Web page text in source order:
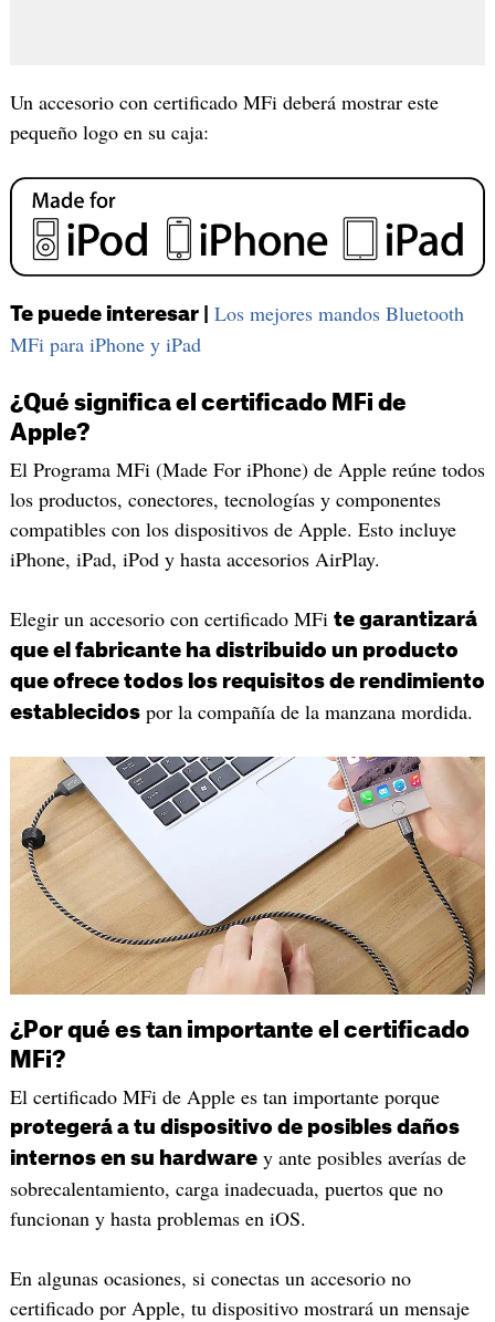
Un accesorio con certificado MFi deberá mostrar este
pequeño logo en su caja:
Te puede interesar |
Los mejores mandos Bluetooth
MFi para iPhone y iPad
¿Qué significa el certificado MFi de
Apple?
El Programa MFi (Made For iPhone) de Apple reúne todos
los productos, conectores, tecnologías y componentes
compatibles con los dispositivos de Apple. Esto incluye
iPhone, iPad, iPod y hasta accesorios AirPlay.
Elegir un accesorio con certificado MFi te garantizará
que el fabricante ha distribuido un producto
que ofrece todos los requisitos de rendimiento
establecidospor la compañía de la manzana mordida.
¿Por qué es tan importante el certificado
MFi?
El certificado MFi de Apple es tan importante porque
protegerá a tu dispositivo de posibles daños
internos en su hardwarey ante posibles averías de
sobrecalentamiento, carga inadecuada, puertos que no
funcionan y hasta problemas en iOS.
En algunas ocasiones, si conectas un accesorio no
certificado por Apple, tu dispositivo mostrará un mensaje